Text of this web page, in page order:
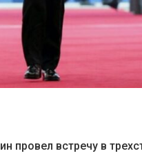
провел встречу в